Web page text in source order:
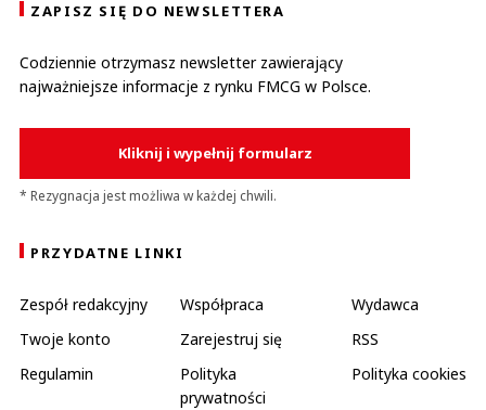
ZAPISZ SIĘ DO NEWSLETTERA
Codziennie otrzymasz newsletter zawierający
najważniejsze informacje z rynku FMCG w Polsce.
Kliknij i wypełnij formularz
* Rezygnacja jest możliwa w każdej chwili.
PRZYDATNE LINKI
Zespół redakcyjny Współpraca
Wydawca
Twoje konto
Zarejestruj się
RSS
Regulamin
Polityka
prywatności
Polityka cookies